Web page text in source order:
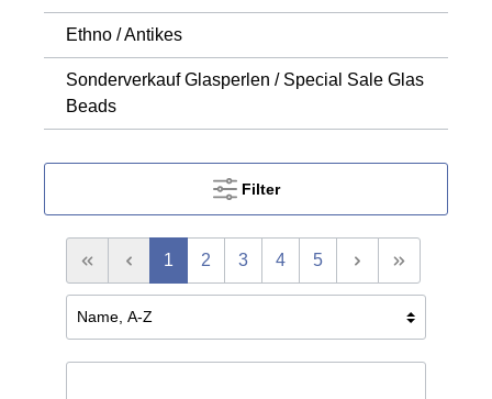
Ethno / Antikes
Sonderverkauf Glasperlen / Special Sale Glas
Beads
Filter
1 2 3 4 5